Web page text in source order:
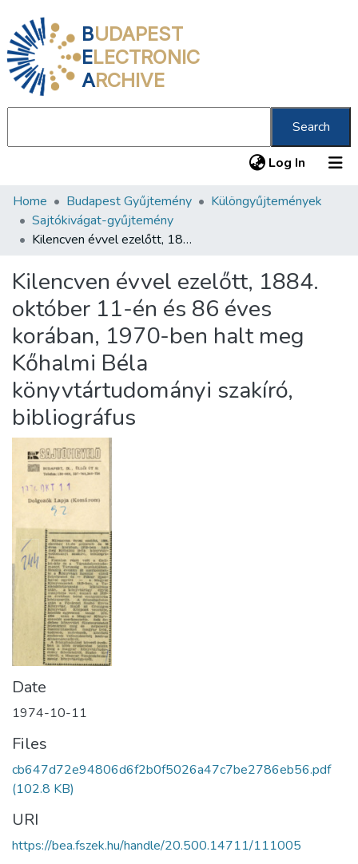
BUDAPEST
ELECTRONIC
ARCHIVE
Search
Log In (current)
Communities & Collections
All of DSpace
About us
Home Budapest Gyűjtemény
Különgyűjtemények
Sajtókivágat-gyűjtemény
Kilencven évvel ezelőtt, 1884. október 11-én és 86 éves korában, 1970-ben halt meg Kőhalmi Béla könyvtártudományi szakíró, bibliográfus
Kilencven évvel ezelőtt, 1884.
október 11-én és 86 éves
korában, 1970-ben halt meg
Kőhalmi Béla
könyvtártudományi szakíró,
bibliográfus
Date
1974-10-11
Files
cb647d72e94806d6f2b0f5026a47c7be2786eb56.pdf
(102.8 KB)
URI
https://bea.fszek.hu/handle/20.500.14711/111005